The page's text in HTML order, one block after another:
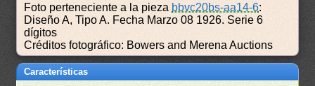
Foto perteneciente a la pieza bbvc20bs-aa14-6:
Diseño A, Tipo A. Fecha Marzo 08 1926. Serie 6
dígitos
Créditos fotográfico: Bowers and Merena Auctions
Características